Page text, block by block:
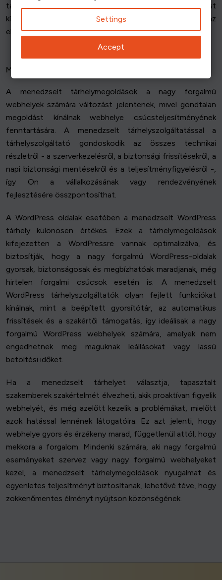
támogatáshoz, a VPS hosting költséghatékony megoldást
kínálhat, amely egyensúlyt teremt a teljesítmény és az
ellenőrzés között.
Menedzselt tárhely megoldások
A menedzselt tárhelymegoldások a nagy forgalmú
webhelyek számára változást jelentenek, mivel gondtalan
megoldást kínálnak webhelye csúcsteljesítményének
fenntartására. A menedzselt tárhelyszolgáltatással a
tárhelyszolgáltató gondoskodik az összes technikai
részletről - a szerverkezelésről, a biztonsági frissítésekről, a
napi biztonsági mentésekről és a teljesítményfigyelésről -,
így Ön a vállalkozásának vagy rendezvényének
fejlesztésére összpontosíthat.
A WordPress oldalak esetében a menedzselt WordPress
tárhely különösen értékes. Ezek a tárhelymegoldások
kifejezetten a WordPressre vannak optimalizálva, és
biztosítják, hogy a nagy forgalmú WordPress-oldalak
gyorsak, biztonságosak és megbízhatóak maradjanak, még
hirtelen forgalmi csúcsok esetén is. A menedzselt
WordPress tárhelyszolgáltatók olyan fejlett funkciókat
kínálnak, mint a beépített gyorsítótár, az automatikus
frissítések és a szakértői támogatás, így ideálisak a nagy
forgalmú WordPress webhelyek számára, amelyek nem
engedhetnek meg maguknak leállásokat vagy lassú
betöltési időket.
Ha a menedzselt tárhelyet választja, tapasztalt
szakemberek szakértelmét élvezheti, akik proaktívan figyelik
webhelyét, és még azelőtt kezelik a problémákat, mielőtt
azok hatással lennének látogatóira. Ez azt jelenti, hogy
webhelye gyors és érzékeny marad, függetlenül attól, hogy
mekkora a forgalom. Mindenki számára, aki nagy forgalmú
eseményeket szervez vagy nagy forgalmú webhelyeket
kezel, a menedzselt tárhelymegoldások nyugalmat és
egyenletes teljesítményt biztosítanak, lehetővé téve, hogy
zökkenőmentes élményt nyújtson közönségének.
Settings
Accept